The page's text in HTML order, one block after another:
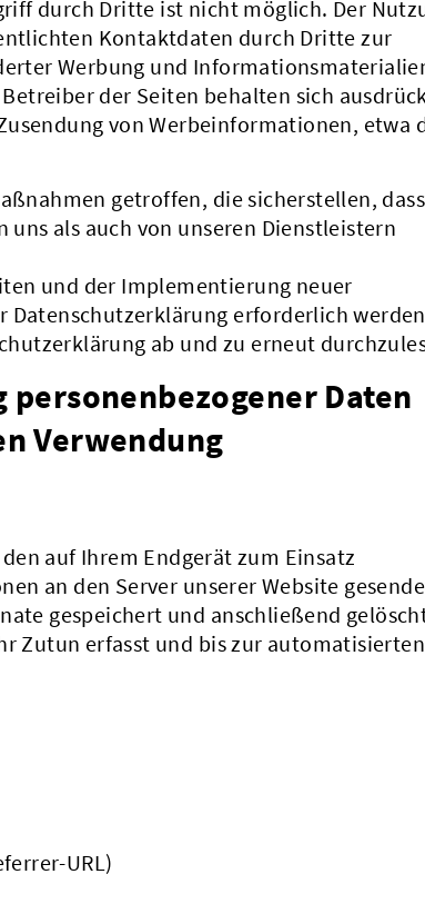
durch Dritte ist nicht möglich. Der
Kontaktdaten durch Dritte zur
Werbung und
der Seiten behalten sich
von Werbeinformationen, etwa
getroffen, die sicherstellen,
als auch von unseren Dienstleistern
und der Implementierung neuer
Datenschutzerklärung erforderlich
ab und zu erneut
Daten
Verwendung
auf Ihrem Endgerät zum Einsatz
an den Server unserer Website
gespeichert und anschließend
Zutun erfasst und bis zur automatisierten
URL)